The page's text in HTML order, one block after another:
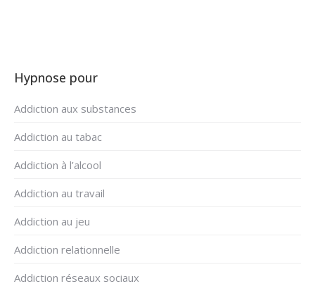
Hypnose pour
Addiction aux substances
Addiction au tabac
Addiction à l’alcool
Addiction au travail
Addiction au jeu
Addiction relationnelle
Addiction réseaux sociaux